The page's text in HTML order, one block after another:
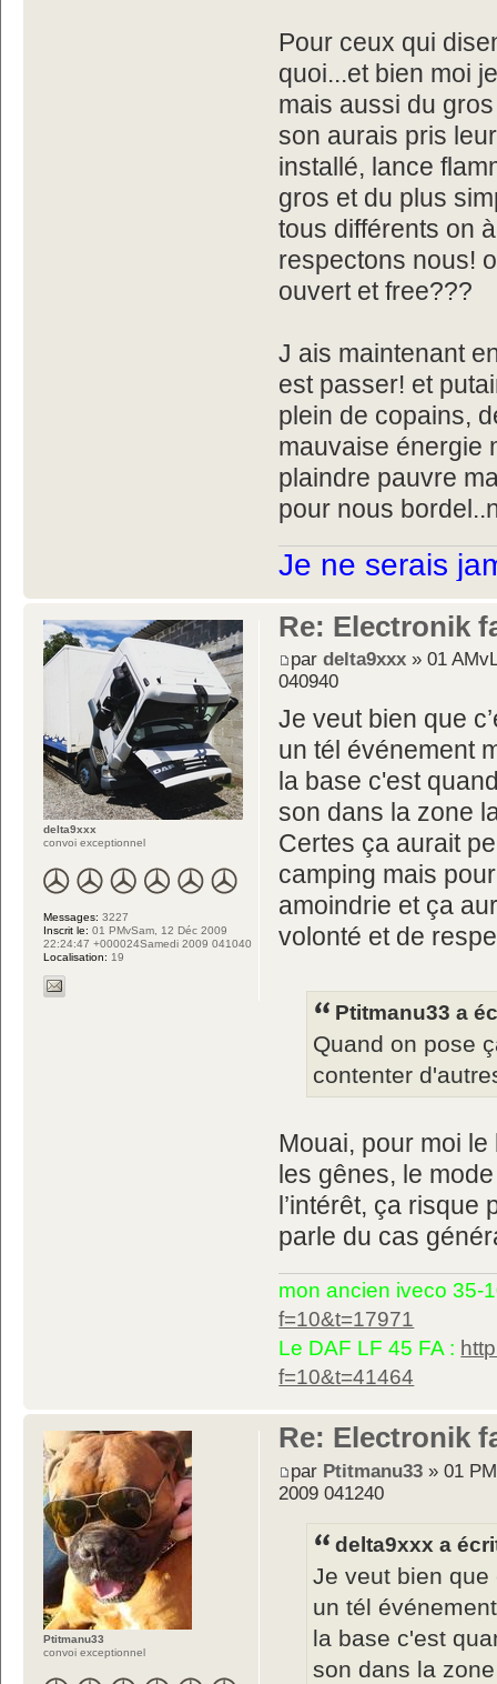
Pour ceux qui
quoi...et bien moi
mais aussi du
son aurais pris
installé, lance
gros et du plus
tous différents on
respectons nous!
ouvert et free???
J ais maintenant
est passer! et
plein de copains,
mauvaise énergie
plaindre pauvre
pour nous
Je ne serais
Re: Electronik
pardelta9xxx » 01
040940
Je veut bien que
un tél événement
la base c'est
son dans la zone
Certes ça aurait
camping mais
amoindrie et ça
volonté et de
Ptitmanu33 a
Quand on pose
contenter
Mouai, pour moi
les gênes, le
l’intérêt, ça
parle du cas
mon ancien iveco 35-
f=10&t=17971
Le DAF LF 45 FA :
f=10&t=41464
delta9xxx
convoi exceptionnel
Messages: 3227
Inscrit le: 01 PMvSam, 12 Déc 2009
22:24:47 +000024Samedi 2009 041040
Localisation: 19
Re: Electronik
par Ptitmanu33 » 01
2009 041240
delta9xxx a
Je veut bien que
un tél
la base c'est
son dans la
Ptitmanu33
convoi exceptionnel